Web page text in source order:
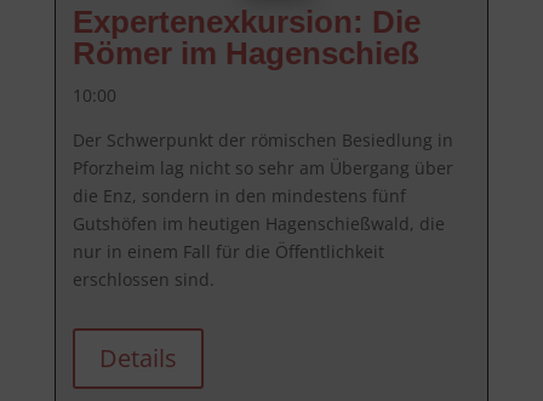
Expertenexkursion: Die
Römer im Hagenschieß
10:00
Der Schwerpunkt der römischen Besiedlung in
Pforzheim lag nicht so sehr am Übergang über
die Enz, sondern in den mindestens fünf
Gutshöfen im heutigen Hagenschießwald, die
nur in einem Fall für die Öffentlichkeit
erschlossen sind.
Details